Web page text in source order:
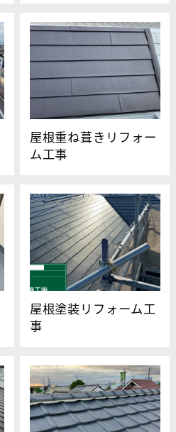
屋根重ね葺きリフォー
ム工事
屋根塗装リフォーム工
事